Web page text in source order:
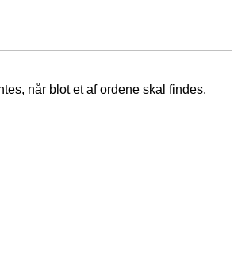
når blot et af ordene skal findes.